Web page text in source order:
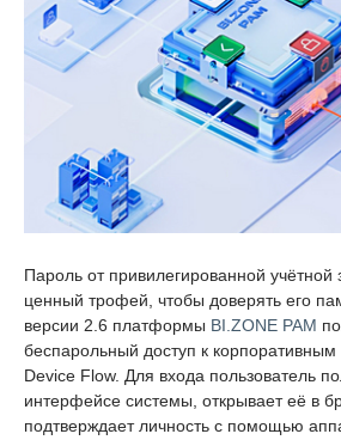
Пароль от привилегированной
ценный трофей, чтобы доверять его
версии 2.6 платформы BI.ZONE PAM
беспарольный доступ к
Device Flow. Для входа пользователь
интерфейсе системы, открывает её в
подтверждает личность с помощью